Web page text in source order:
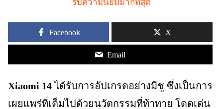
Facebook X
Email
Xiaomi 14ได้รับการอัปเกรดอย่างมีชู ซึ่งเป็นการ
เผยแพร่ที่เต็มไปด้วยนวัตกรรมที่ท้าทาย โดดเด่น